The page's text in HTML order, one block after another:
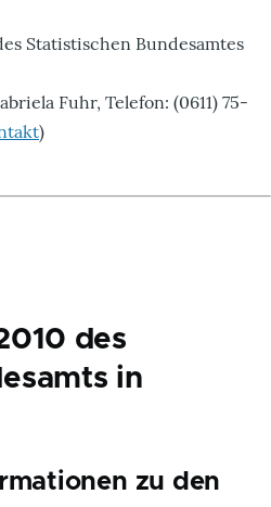
Statistischen Bundesamtes
Fuhr, Telefon: (0611) 75-
)
des
in
zu den